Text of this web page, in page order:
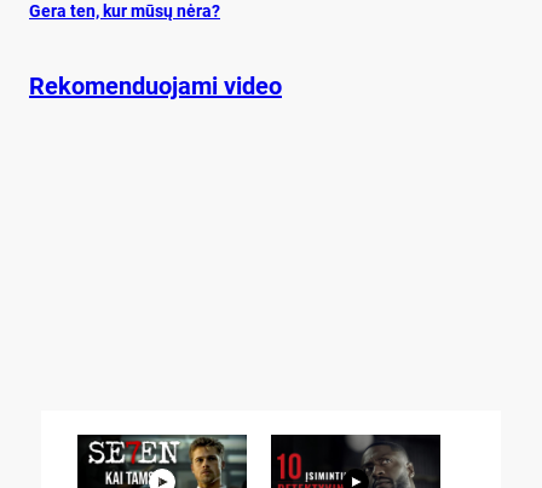
Ge­ra ten, kur mū­sų nė­ra?
Rekomenduojami video